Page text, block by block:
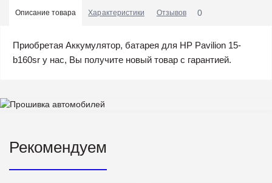
Описание товара Характеристики Отзывов 0
Приобретая Аккумулятор, батарея для HP Pavilion 15-
b160sr у нас, Вы получите новый товар с гарантией.
Рекомендуем